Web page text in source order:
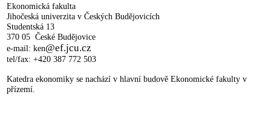
Ekonomická fakulta
Jihočeská univerzita v Českých Budějovicích
Studentská 13
370 05 České Budějovice
e-mail: ken@ef.jcu.cz
tel/fax: +420 387 772 503
Katedra ekonomiky se nachází v hlavní budově Ekonomické fakulty v
přízemí.